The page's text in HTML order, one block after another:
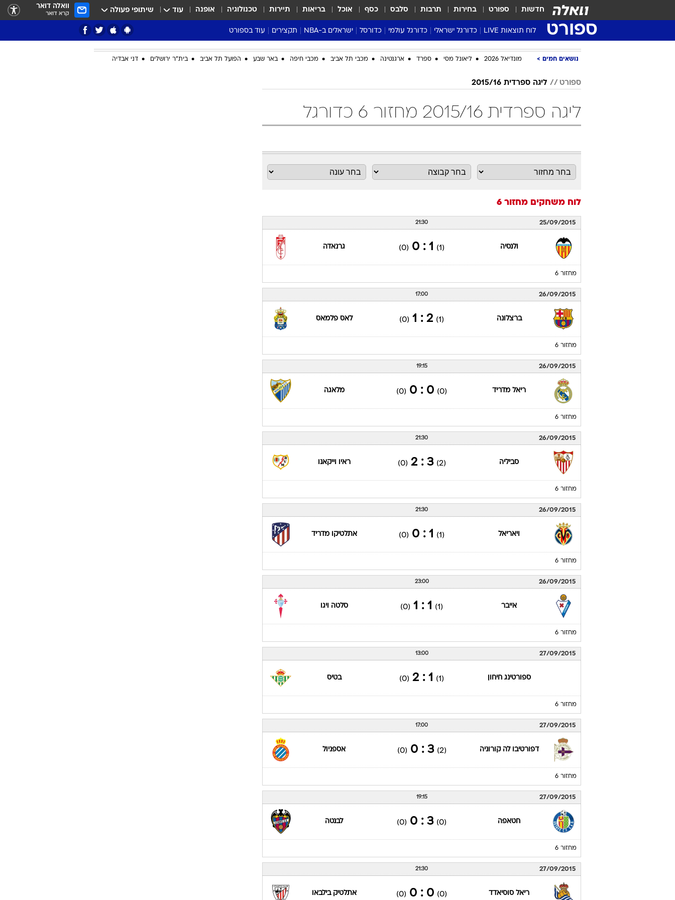
חדשות ספורט בחירות תרבות סלבס כסף אוכל בריאות תיירות טכנולוגיה אופנה עוד שיתופי פעולה וואלה דואר
קרא דואר
ספורט לוח תוצאות LIVE כדורגל ישראלי
ליגת העל Winner
גביע המדינה
שגרירים
נבחרות ישראל
ליגה א'
כדורגל עולמי
ליגה אנגלית
ליגה צרפתית
ליגת האלופות
דרום אמריקה
כדורסל
ליגת העל
נבחרות ישראל בכדורסל
כדורסל נשים
ישראלים ב-NBA
דני אבדיה
תקצירים עוד בספורט
מונדיאל 2026
NBA
אבא של שבת
סערה בממלכה
ענפים נוספים
כתבו לנו
נושאים חמים מונדיאל 2026 ליאונל מסי ספרד ארגנטינה מכבי תל אביב מכבי חיפה באר שבע הפועל תל אביב בית"ר ירושלים דני אבדיה
ספורט ליגה ספרדית 2015/16
ליגה ספרדית 2015/16 מחזור 6 כדורגל
לוח משחקים מחזור 6
25/09/2015
21:30
ולנסיה (1)
1 : 0
(0) גרנאדה
מחזור 6
26/09/2015
17:00
ברצלונה (1)
2 : 1
(0) לאס פלמאס
מחזור 6
26/09/2015
19:15
ריאל מדריד (0)
0 : 0
(0) מלאגה
מחזור 6
26/09/2015
21:30
סביליה (2)
3 : 2
(0) ראיו וייקאנו
מחזור 6
26/09/2015
21:30
ויאריאל (1)
1 : 0
(0) אתלטיקו מדריד
מחזור 6
26/09/2015
23:00
אייבר (1)
1 : 1
(0) סלטה ויגו
מחזור 6
27/09/2015
13:00
ספורטינג חיחון (1)
1 : 2
(0) בטיס
מחזור 6
27/09/2015
17:00
דפורטיבו לה קורוניה (2)
3 : 0
(0) אספניול
מחזור 6
27/09/2015
19:15
חטאפה (0)
3 : 0
(0) לבנטה
מחזור 6
27/09/2015
21:30
ריאל סוסיאדד (0)
0 : 0
(0) אתלטיק בילבאו